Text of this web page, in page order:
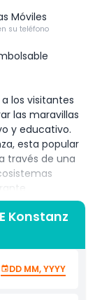
Móviles
su teléfono
los visitantes
las maravillas
y educativo.
, esta popular
través de una
esta entrada,
zonas
tiburones,
arrecife de
de vidrio
bajo la
Konstanz
DD MM, YYYY